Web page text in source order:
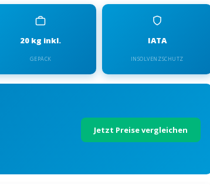
20 kg inkl.
GEPÄCK
IATA
INSOLVENZSCHUTZ
Jetzt Preise vergleichen